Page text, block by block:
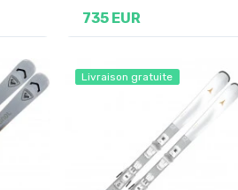
735 EUR
Livraison gratuite